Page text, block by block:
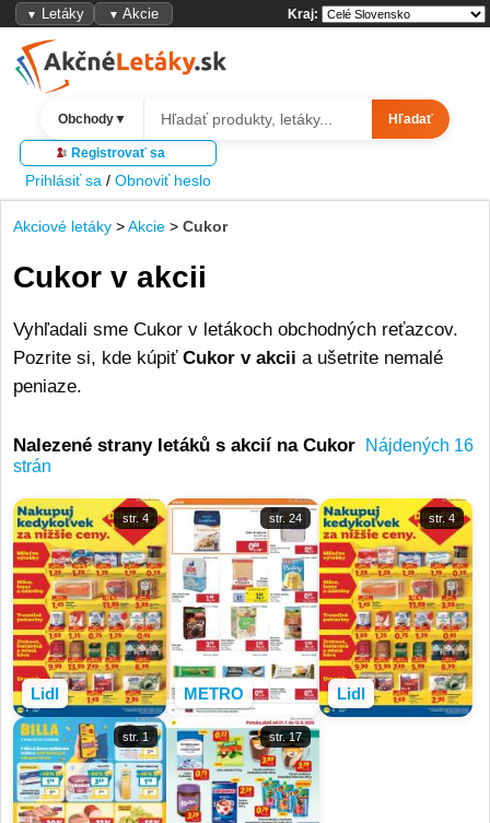
▼ Letáky ▼ Akcie Kraj:
Obchody▼ Hľadať
Registrovať sa
Prihlásiť sa / Obnoviť heslo
Akciové letáky >Akcie > Cukor
Cukor v akcii
Vyhľadali sme Cukor v letákoch obchodných reťazcov.
Pozrite si, kde kúpiť Cukor v akcii a ušetrite nemalé
peniaze.
Nalezené strany letáků s akcií na Cukor
Nájdených 16
strán
Lidl
str. 4
METRO
str. 24
Lidl
str. 4
str. 1 str. 17